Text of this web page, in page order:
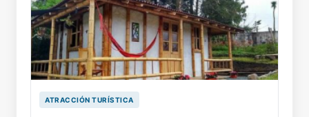
ATRACCIÓN TURÍSTICA